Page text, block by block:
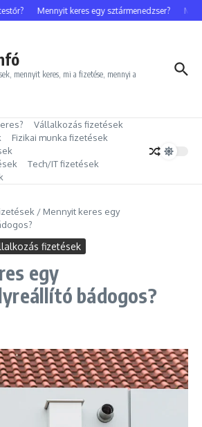
Mennyit keres egy sztármenedzser?
mennyit keres, mi a fizetése, mennyi a
Vállalkozás fizetések
Fizikai munka fizetések
Tech/IT fizetések
/ Mennyit keres egy
fizetések
egy
bádogos?